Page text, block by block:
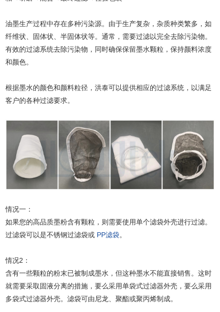
油墨生产过程中存在多种污染源。由于生产复杂，杂质种类繁多，如
纤维状、固体状、半固体状等。通常，需要过滤以完全去除污染物。
有效的过滤系统去除污染物，同时确保保留墨水颗粒，保持颜料浓度
和颜色。
根据墨水的颜色和颜料粒径，洪泰可以提供相应的过滤系统，以满足
客户的各种过滤要求。
情况一：
如果您的高品质墨粉含有颗粒，则需要使用单个滤袋外壳进行过滤。
过滤袋可以是不锈钢过滤袋或 PP滤袋。
情况2：
含有一些颗粒的粉末已被制成墨水，但这种墨水不能直接销售。这时
就需要采取固液分离的措施，要么采用单袋式过滤器外壳，要么采用
多袋式过滤器外壳。滤袋可由尼龙、聚酯或聚丙烯制成。